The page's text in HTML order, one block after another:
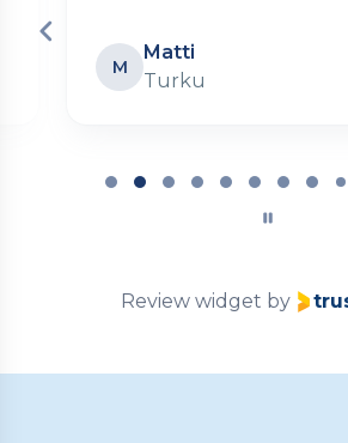
M
Matti
Turku
Review widget by